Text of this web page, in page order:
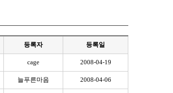
등록자 등록일
cage 2008-04-19
늘푸른마음 2008-04-06